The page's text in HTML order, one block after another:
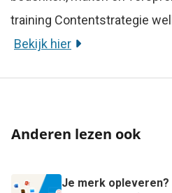
training Contentstrategie
Bekijk hier
Anderen lezen ook
Je merk opleveren?